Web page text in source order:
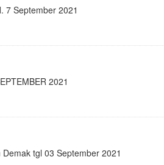
7 September 2021
2021
tgl 03 September 2021